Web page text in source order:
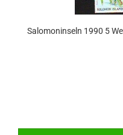
Salomoninseln 1990 5